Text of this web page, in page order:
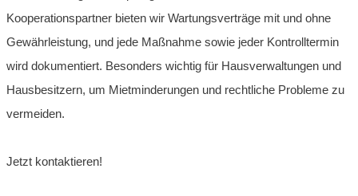
Kooperationspartner bieten wir Wartungsverträge mit und ohne
Gewährleistung, und jede Maßnahme sowie jeder Kontrolltermin
wird dokumentiert. Besonders wichtig für Hausverwaltungen und
Hausbesitzern, um Mietminderungen und rechtliche Probleme zu
vermeiden.
Jetzt kontaktieren!